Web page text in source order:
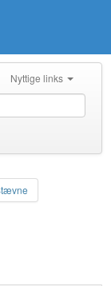
Nyttige links